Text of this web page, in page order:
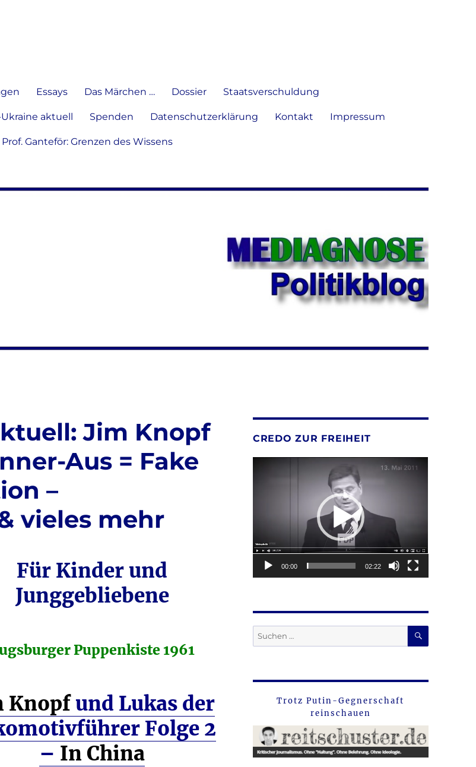
Essays Das Märchen … Dossier Staatsverschuldung
aktuell Spenden Datenschutzerklärung Kontakt Impressum
Prof. Ganteför: Grenzen des Wissens
Jim Knopf
Aus = Fake
–
vieles mehr
Für Kinder und
Junggebliebene
Puppenkiste 1961
Knopfund Lukas der
Folge 2
– In China
CREDO ZUR FREIHEIT
00:00 02:22
Suche
nach:
SUCHEN
Trotz Putin-Gegnerschaft
reinschauen